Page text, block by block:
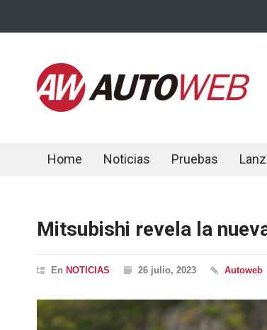
Home Noticias Pruebas
Mitsubishi revela la
En NOTICIAS 26 julio, 2023 Autoweb